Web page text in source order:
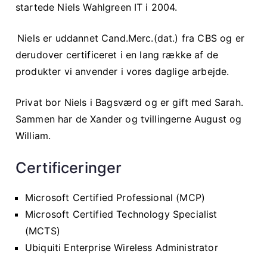
startede Niels Wahlgreen IT i 2004.
Niels er uddannet Cand.Merc.(dat.) fra CBS og er
derudover certificeret i en lang række af de
produkter vi anvender i vores daglige arbejde.
Privat bor Niels i Bagsværd og er gift med Sarah.
Sammen har de Xander og tvillingerne August og
William.
Certificeringer
Microsoft Certified Professional (MCP)
Microsoft Certified Technology Specialist
(MCTS)
Ubiquiti Enterprise Wireless Administrator